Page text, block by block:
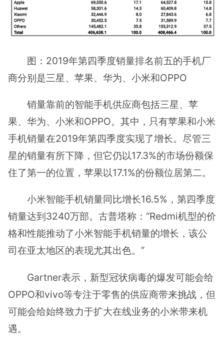
图：2019年第四季度销量排名前五的手机厂
商分别是三星、苹果、华为、小米和OPPO
销量靠前的智能手机供应商包括三星、苹
果、华为、小米和OPPO。其中，只有苹果和小米
手机销量在2019年第四季度实现了增长。尽管三
星的销量有所下降，但它仍以17.3%的市场份额保
住了第一的位置，苹果以17.1%的份额位居第二。
小米智能手机销量同比增长16.5%，第四季度
销量达到3240万部。古普塔称：“Redmi机型的价
格和性能推动了小米智能手机销量的增长，该公
司在亚太地区的表现尤其出色。”
Gartner表示，新型冠状病毒的爆发可能会给
OPPO和vivo等专注于零售的供应商带来挑战，但
可能会给始终致力于扩大在线业务的小米带来机
遇。